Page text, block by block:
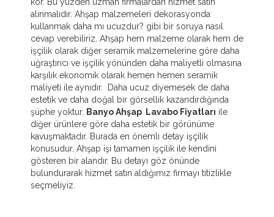
alınmalıdır. Ahşap malzemeleri dekorasyonda
kullanmak daha mı ucuzdur? gibi bir soruya nasıl
cevap verebiliriz. Ahşap hem malzeme olarak hem de
işçilik olarak diğer seramik malzemelerine göre daha
uğraştırıcı ve işçilik yönünden daha maliyetli olmasına
karşılık ekonomik olarak hemen hemen seramik
maliyeti ile aynıdır. Daha ucuz diyemesek de daha
estetik ve daha doğal bir görsellik kazandırdığında
şüphe yoktur. Banyo Ahşap Lavabo Fiyatları ile
diğer ürünlere göre daha estetik bir görünüme
kavuşmaktadır. Burada en önemli detay işçilik
konusudur. Ahşap işi tamamen işçilik ile kendini
gösteren bir alandır. Bu detayı göz önünde
bulundurarak hizmet satın aldığımız firmayı titizlikle
seçmeliyiz.